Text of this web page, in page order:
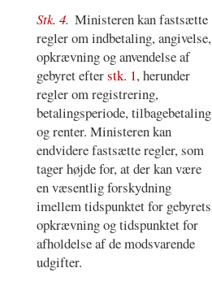
Stk. 4. Ministeren kan fastsætte
regler om indbetaling, angivelse,
opkrævning og anvendelse af
gebyret efterstk. 1, herunder
regler om registrering,
betalingsperiode, tilbagebetaling
og renter. Ministeren kan
endvidere fastsætte regler, som
tager højde for, at der kan være
en væsentlig forskydning
imellem tidspunktet for gebyrets
opkrævning og tidspunktet for
afholdelse af de modsvarende
udgifter.